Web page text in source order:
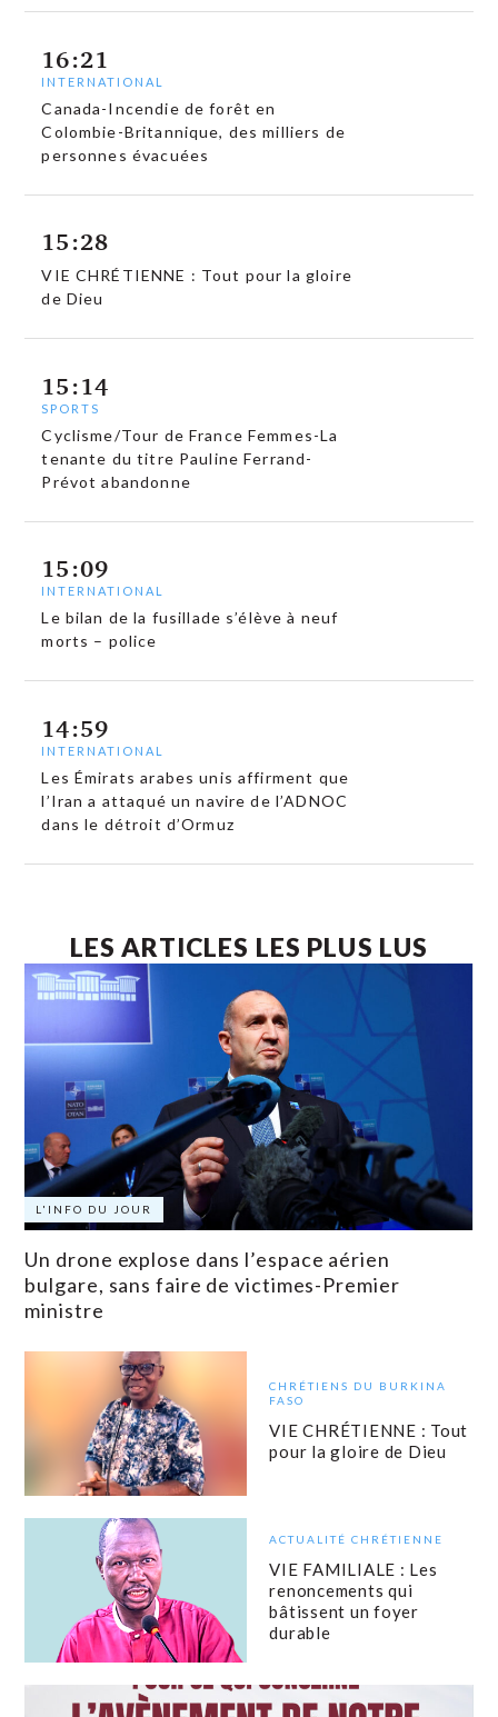
16:21
INTERNATIONAL
Canada-Incendie de forêt en
Colombie-Britannique, des milliers de
personnes évacuées
15:28
VIE CHRÉTIENNE : Tout pour la gloire
de Dieu
15:14
SPORTS
Cyclisme/Tour de France Femmes-La
tenante du titre Pauline Ferrand-
Prévot abandonne
15:09
INTERNATIONAL
Le bilan de la fusillade s’élève à neuf
morts – police
14:59
INTERNATIONAL
Les Émirats arabes unis affirment que
l’Iran a attaqué un navire de l’ADNOC
dans le détroit d’Ormuz
LES ARTICLES LES PLUS LUS
L'INFO DU JOUR
Un drone explose dans l’espace aérien
bulgare, sans faire de victimes-Premier
ministre
CHRÉTIENS DU BURKINA
FASO
VIE CHRÉTIENNE : Tout
pour la gloire de Dieu
ACTUALITÉ CHRÉTIENNE
VIE FAMILIALE : Les
renoncements qui
bâtissent un foyer
durable